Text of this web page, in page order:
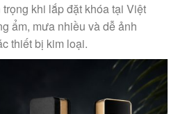
khi lắp đặt khóa tại Việt
ẩm, mưa nhiều và dễ ảnh
thiết bị kim loại.